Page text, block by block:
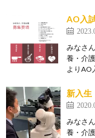
AO入
みなさ
養・介
よりAO
新入生
みなさ
養・介